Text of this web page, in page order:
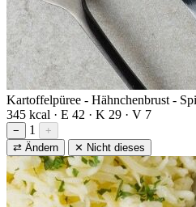
Kartoffelpüree - Hähnchenbrust -
345 kcal · E 42 · K 29 · V 7
− 1
+
⇄ Ändern
✕ Nicht dieses